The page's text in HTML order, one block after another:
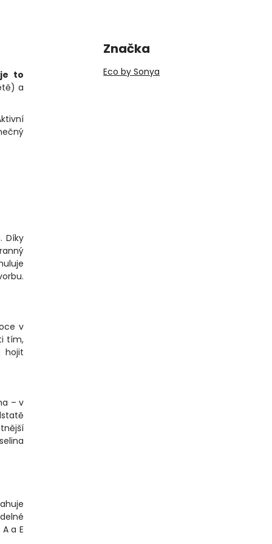
je to
a
Díky
v
tím,
hojit
– v
a E
Značka
Eco by Sonya